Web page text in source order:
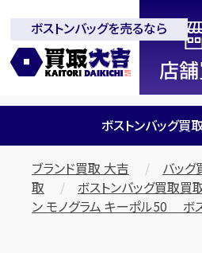
全国2000店舗以上展開中！
信
吉」
ボストンバッグを売るなら
ボストンバッグ買
ブランド買取 大吉 バッグ
取
ボストンバッグ買取買
ン モノグラム キーポル50 ボ